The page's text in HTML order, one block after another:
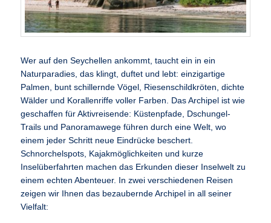
Wer auf den Seychellen ankommt, taucht ein in ein
Naturparadies, das klingt, duftet und lebt: einzigartige
Palmen, bunt schillernde Vögel, Riesenschildkröten, dichte
Wälder und Korallenriffe voller Farben. Das Archipel ist wie
geschaffen für Aktivreisende: Küstenpfade, Dschungel-
Trails und Panoramawege führen durch eine Welt, wo
einem jeder Schritt neue Eindrücke beschert.
Schnorchelspots, Kajakmöglichkeiten und kurze
Inselüberfahrten machen das Erkunden dieser Inselwelt zu
einem echten Abenteuer. In zwei verschiedenen Reisen
zeigen wir Ihnen das bezaubernde Archipel in all seiner
Vielfalt: